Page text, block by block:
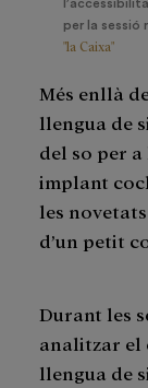
per la sessió
"la Caixa"
Més enllà
llengua de
del so per a
implant
les
d’un petit
Durant les
analitzar el
llengua de